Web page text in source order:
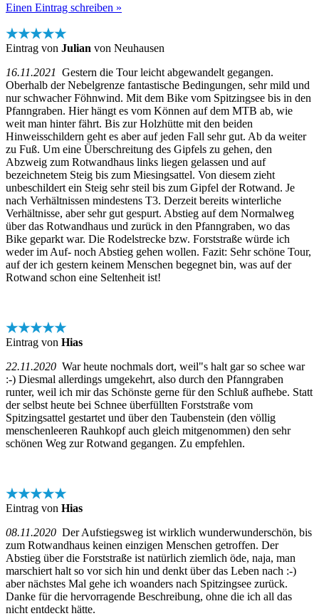
Einen Eintrag schreiben »
★★★★★
Eintrag von Julian von Neuhausen
16.11.2021 Gestern die Tour leicht abgewandelt gegangen.
Oberhalb der Nebelgrenze fantastische Bedingungen, sehr mild und
nur schwacher Föhnwind. Mit dem Bike vom Spitzingsee bis in den
Pfanngraben. Hier hängt es vom Können auf dem MTB ab, wie
weit man hinter fährt. Bis zur Holzhütte mit den beiden
Hinweisschildern geht es aber auf jeden Fall sehr gut. Ab da weiter
zu Fuß. Um eine Überschreitung des Gipfels zu gehen, den
Abzweig zum Rotwandhaus links liegen gelassen und auf
bezeichnetem Steig bis zum Miesingsattel. Von diesem zieht
unbeschildert ein Steig sehr steil bis zum Gipfel der Rotwand. Je
nach Verhältnissen mindestens T3. Derzeit bereits winterliche
Verhältnisse, aber sehr gut gespurt. Abstieg auf dem Normalweg
über das Rotwandhaus und zurück in den Pfanngraben, wo das
Bike geparkt war. Die Rodelstrecke bzw. Forststraße würde ich
weder im Auf- noch Abstieg gehen wollen. Fazit: Sehr schöne Tour,
auf der ich gestern keinem Menschen begegnet bin, was auf der
Rotwand schon eine Seltenheit ist!
★★★★★
Eintrag von Hias
22.11.2020 War heute nochmals dort, weil"s halt gar so schee war
:-) Diesmal allerdings umgekehrt, also durch den Pfanngraben
runter, weil ich mir das Schönste gerne für den Schluß aufhebe. Statt
der selbst heute bei Schnee überfüllten Forststraße vom
Spitzingsattel gestartet und über den Taubenstein (den völlig
menschenleeren Rauhkopf auch gleich mitgenommen) den sehr
schönen Weg zur Rotwand gegangen. Zu empfehlen.
★★★★★
Eintrag von Hias
08.11.2020 Der Aufstiegsweg ist wirklich wunderwunderschön, bis
zum Rotwandhaus keinen einzigen Menschen getroffen. Der
Abstieg über die Forststraße ist natürlich ziemlich öde, naja, man
marschiert halt so vor sich hin und denkt über das Leben nach :-)
aber nächstes Mal gehe ich woanders nach Spitzingsee zurück.
Danke für die hervorragende Beschreibung, ohne die ich all das
nicht entdeckt hätte.